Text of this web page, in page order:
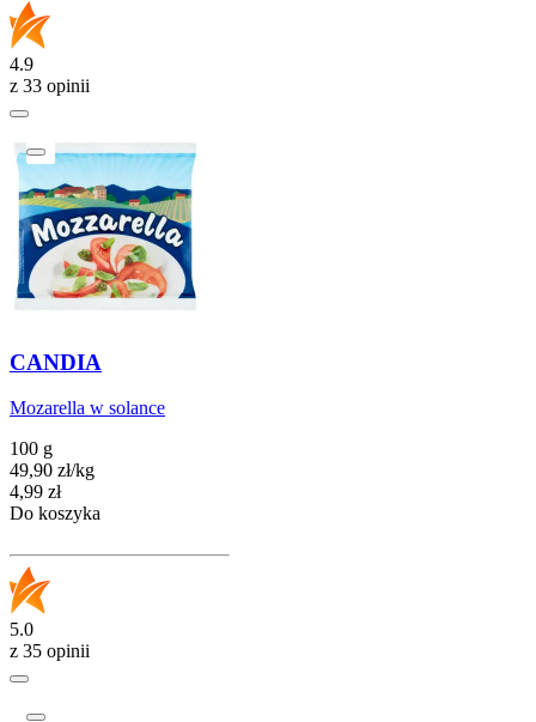
4.9
z 33 opinii
CANDIA
Mozarella w solance
100 g
49,90 zł/kg
Cena
4,99 zł
Do koszyka
5.0
z 35 opinii